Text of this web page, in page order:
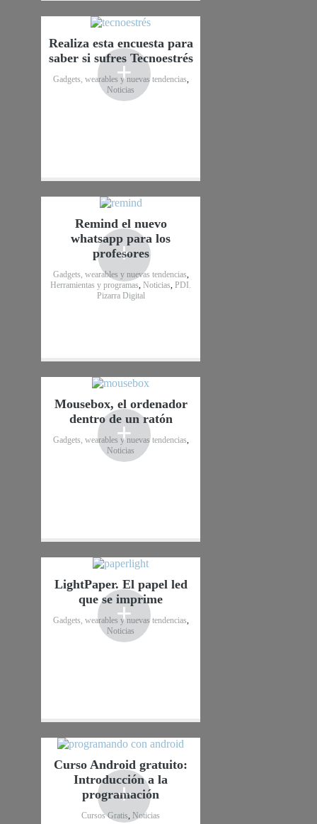
+
Realiza esta encuesta para
saber si sufres Tecnoestrés
Gadgets, wearables y nuevas tendencias
Noticias
+
Remind el nuevo
whatsapp para los
profesores
Gadgets, wearables y nuevas tendencias
Herramientas y programas Noticias PDI.
Pizarra Digital
+
Mousebox, el ordenador
dentro de un ratón
Gadgets, wearables y nuevas tendencias
Noticias
+
LightPaper. El papel led
que se imprime
Gadgets, wearables y nuevas tendencias
Noticias
+
Curso Android gratuito:
Introducción a la
programación
Cursos Gratis Noticias